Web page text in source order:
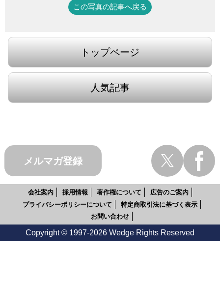
この写真の記事へ戻る
トップページ
人気記事
メルマガ登録
会社案内 採用情報 著作権について
広告のご案内
プライバシーポリシーについて
特定商取引法に基づく表示
お問い合わせ
Copyright © 1997-2026 Wedge Rights Reserved